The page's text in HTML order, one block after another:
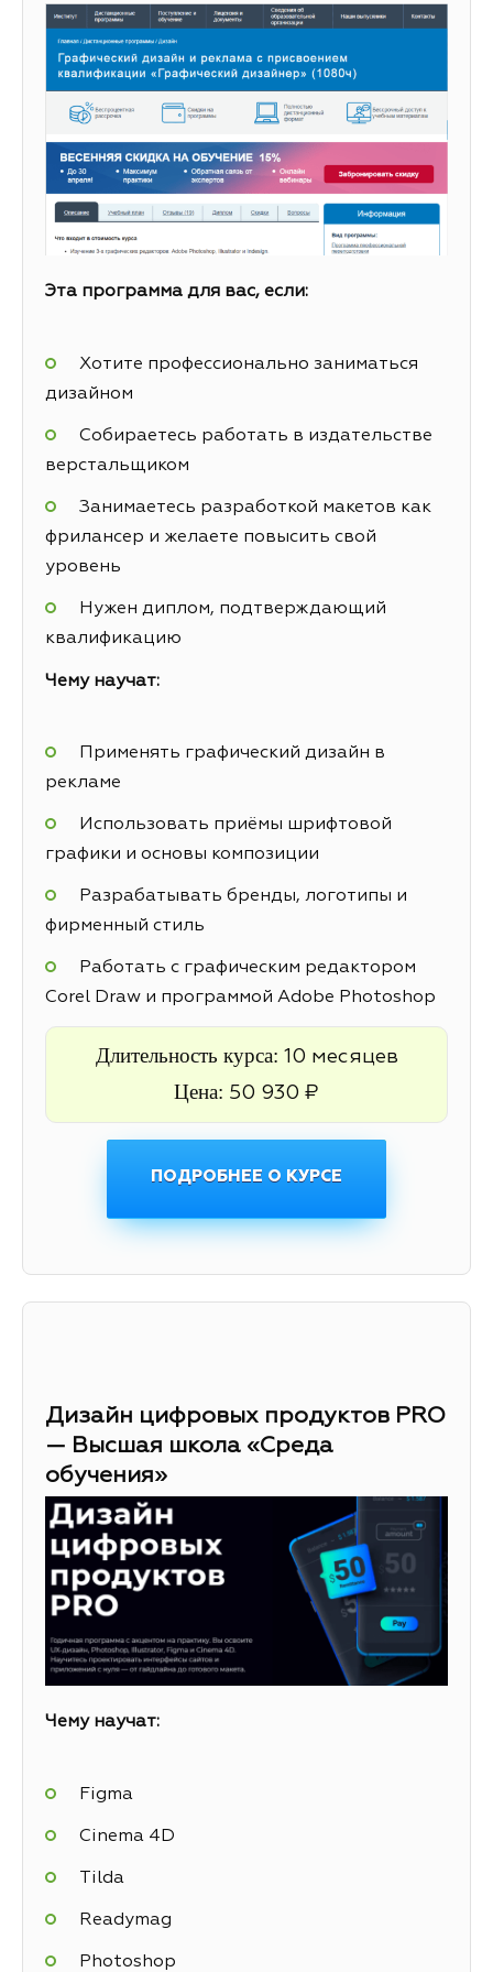
Эта программа для вас, если:
Хотите профессионально заниматься
дизайном
Собираетесь работать в издательстве
верстальщиком
Занимаетесь разработкой макетов как
фрилансер и желаете повысить свой
уровень
Нужен диплом, подтверждающий
квалификацию
Чему научат:
Применять графический дизайн в
рекламе
Использовать приёмы шрифтовой
графики и основы композиции
Разрабатывать бренды, логотипы и
фирменный стиль
Работать с графическим редактором
Corel Draw и программой Adobe Photoshop
Длительность курса: 10 месяцев
Цена: 50 930 ₽
ПОДРОБНЕЕ О КУРСЕ
Дизайн цифровых продуктов PRO
— Высшая школа «Среда
обучения»
Чему научат:
Figma
Cinema 4D
Tilda
Readymag
Photoshop